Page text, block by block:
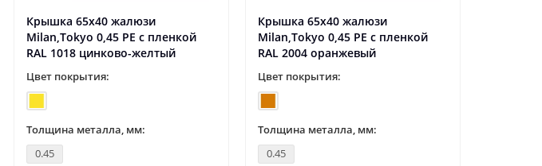
Крышка 65х40 жалюзи
Milan,Tokyo 0,45 PE с пленкой
RAL 1018 цинково-желтый
Цвет покрытия:
Толщина металла, мм:
0.45
Крышка 65х40 жалюзи
Milan,Tokyo 0,45 PE с пленкой
RAL 2004 оранжевый
Цвет покрытия:
Толщина металла, мм:
0.45